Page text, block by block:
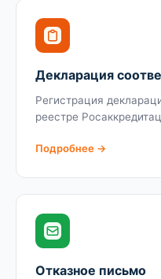
Декларация
Регистрация
реестре
Подробнее →
Отказное письмо